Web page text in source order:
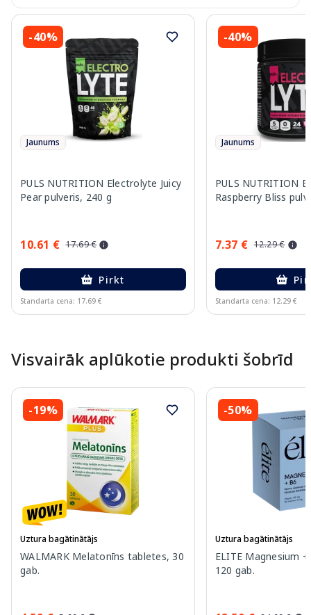
-40%
Jaunums
PULS NUTRITION Electrolyte Juicy
Pear pulveris, 240 g
10.61 € 17.69 €
Pirkt
Standarta cena: 17.69 €
-40%
Jaunums
PULS NUTRITION
Raspberry Bliss
7.37 € 12.29 €
Standarta cena: 12.29 €
Visvairāk aplūkotie produkti šobrīd
-19%
Uztura bagātinātājs
WALMARK Melatonīns tabletes, 30
gab.
-50%
Uztura bagātinātājs
ELITE Magnesium
120 gab.